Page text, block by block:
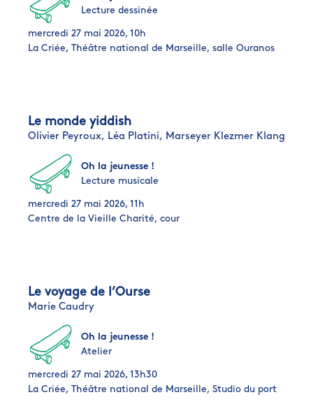
Lecture dessinée
mercredi 27 mai 2026, 10h
La Criée, Théâtre national de Marseille, salle Ouranos
Le monde yiddish
Olivier Peyroux, Léa Platini, Marseyer Klezmer Klang
Oh la jeunesse !
Lecture musicale
mercredi 27 mai 2026, 11h
Centre de la Vieille Charité, cour
Le voyage de l’Ourse
Marie Caudry
Oh la jeunesse !
Atelier
mercredi 27 mai 2026, 13h30
La Criée, Théâtre national de Marseille, Studio du port